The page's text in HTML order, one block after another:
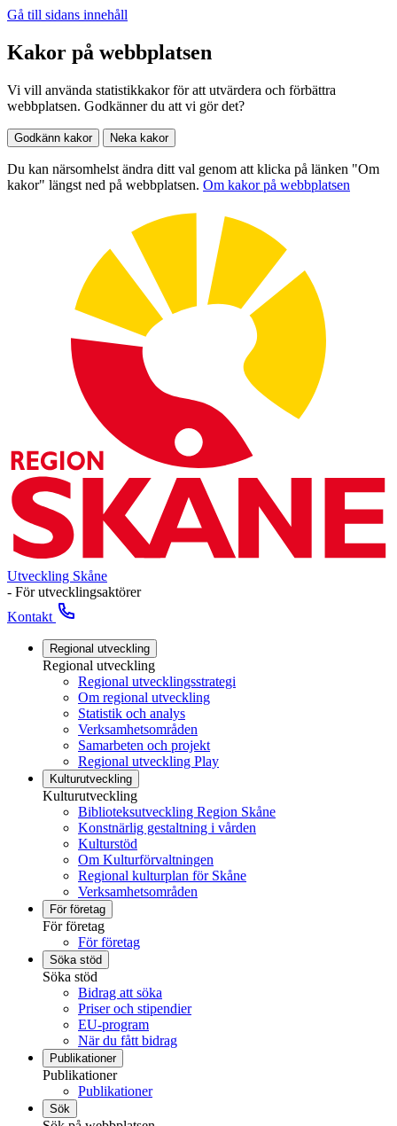
Gå till sidans innehåll
Kakor på webbplatsen
Vi vill använda statistikkakor för att utvärdera och förbättra
webbplatsen. Godkänner du att vi gör det?
Godkänn kakor Neka kakor
Du kan närsomhelst ändra ditt val genom att klicka på länken "Om
kakor" längst ned på webbplatsen. Om kakor på webbplatsen
Utveckling Skåne
- För utvecklingsaktörer
Kontakt
Regional utveckling
Regional utveckling
Regional utvecklingsstrategi
Om regional utveckling
Statistik och analys
Verksamhetsområden
Samarbeten och projekt
Regional utveckling Play
Kulturutveckling
Kulturutveckling
Biblioteksutveckling Region Skåne
Konstnärlig gestaltning i vården
Kulturstöd
Om Kulturförvaltningen
Regional kulturplan för Skåne
Verksamhetsområden
För företag
För företag
För företag
Söka stöd
Söka stöd
Bidrag att söka
Priser och stipendier
EU-program
När du fått bidrag
Publikationer
Publikationer
Publikationer
Sök